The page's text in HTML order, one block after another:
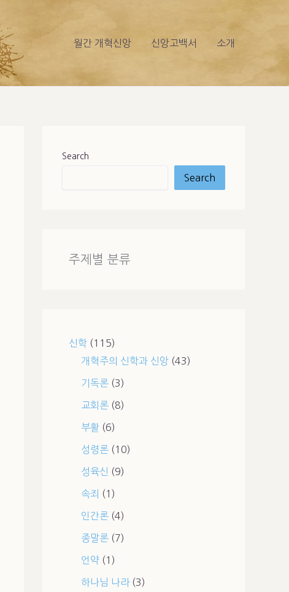
월간 개혁신앙 신앙고백서 소개
Search
Search
주제별 분류
신학(115)
개혁주의 신학과 신앙(43)
기독론(3)
교회론(8)
부활(6)
성령론(10)
성육신 (9)
속죄 (1)
인간론(4)
종말론(7)
언약(1)
하나님 나라(3)